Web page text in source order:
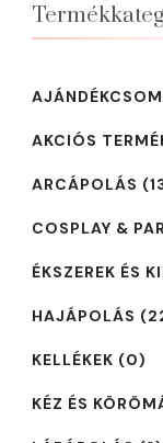
AKCIÓS
ARCÁPOLÁS
COSPLAY &
ÉKSZEREK ÉS
HAJÁPOLÁS
KELLÉKEK (0)
KÉZ ÉS